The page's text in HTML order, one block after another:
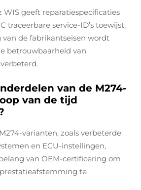
WIS geeft reparatiespecificaties
traceerbare service-ID’s toewijst,
de fabrikantseisen wordt
betrouwbaarheid van
van de M274-
van de tijd
varianten, zoals verbeterde
en ECU-instellingen,
van OEM-certificering om
te